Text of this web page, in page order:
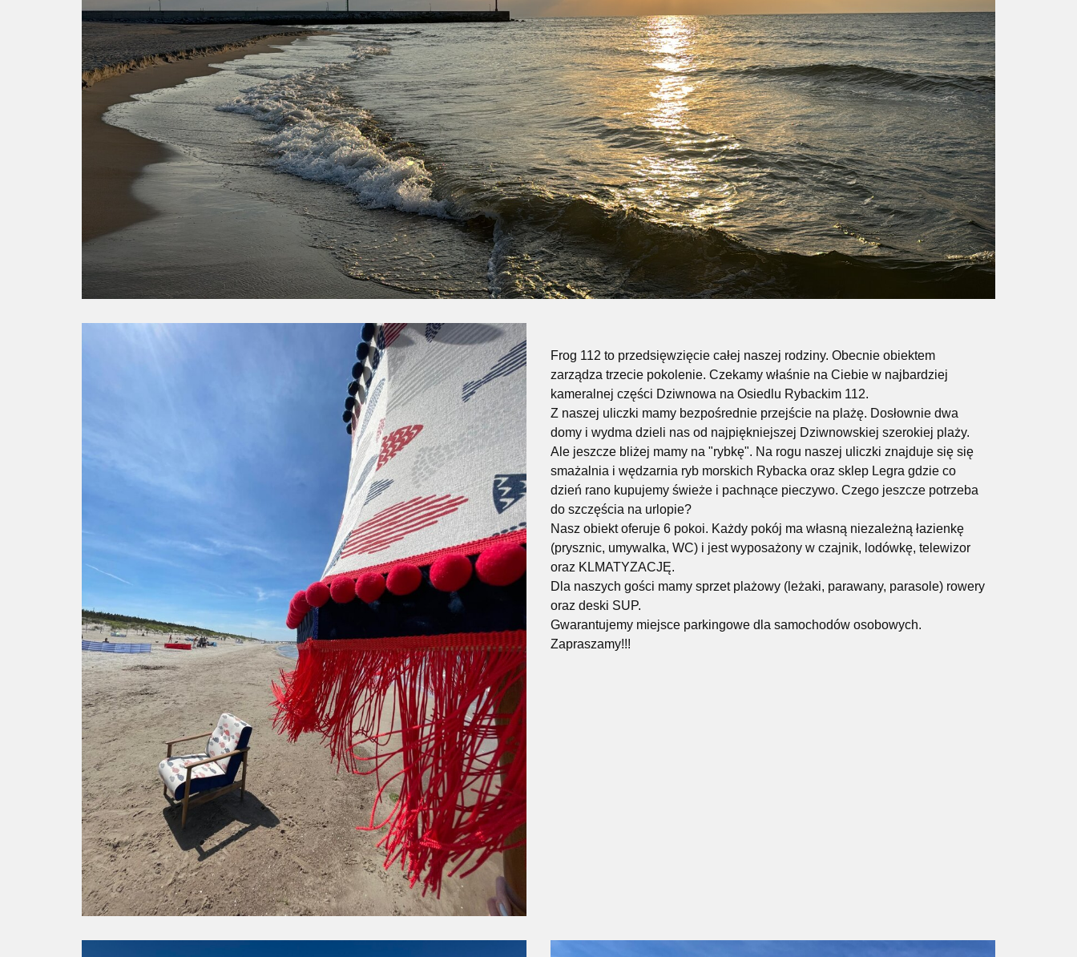
Frog 112 to przedsięwzięcie całej naszej rodziny. Obecnie obiektem
zarządza trzecie pokolenie. Czekamy właśnie na Ciebie w najbardziej
kameralnej części Dziwnowa na Osiedlu Rybackim 112.
Z naszej uliczki mamy bezpośrednie przejście na plażę. Dosłownie dwa
domy i wydma dzieli nas od najpiękniejszej Dziwnowskiej szerokiej plaży.
Ale jeszcze bliżej mamy na "rybkę". Na rogu naszej uliczki znajduje się się
smażalnia i wędzarnia ryb morskich Rybacka oraz sklep Legra gdzie co
dzień rano kupujemy świeże i pachnące pieczywo. Czego jeszcze potrzeba
do szczęścia na urlopie?
Nasz obiekt oferuje 6 pokoi. Każdy pokój ma własną niezależną łazienkę
(prysznic, umywalka, WC) i jest wyposażony w czajnik, lodówkę, telewizor
oraz KLMATYZACJĘ.
Dla naszych gości mamy sprzet plażowy (leżaki, parawany, parasole) rowery
oraz deski SUP.
Gwarantujemy miejsce parkingowe dla samochodów osobowych.
Zapraszamy!!!